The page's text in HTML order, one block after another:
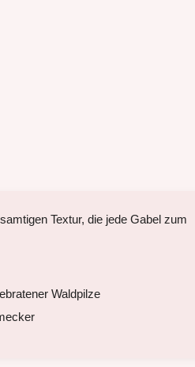
Textur, die jede Gabel zum
Waldpilze